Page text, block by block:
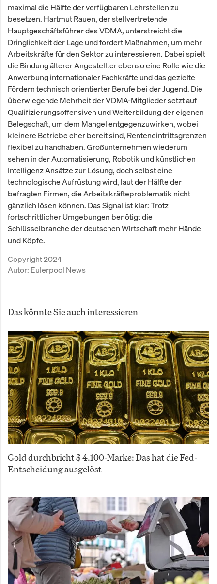
maximal die Hälfte der verfügbaren Lehrstellen zu
besetzen. Hartmut Rauen, der stellvertretende
Hauptgeschäftsführer des VDMA, unterstreicht die
Dringlichkeit der Lage und fordert Maßnahmen, um mehr
Arbeitskräfte für den Sektor zu interessieren. Dabei spielt
die Bindung älterer Angestellter ebenso eine Rolle wie die
Anwerbung internationaler Fachkräfte und das gezielte
Fördern technisch orientierter Berufe bei der Jugend. Die
überwiegende Mehrheit der VDMA-Mitglieder setzt auf
Qualifizierungsoffensiven und Weiterbildung der eigenen
Belegschaft, um dem Mangel entgegenzuwirken, wobei
kleinere Betriebe eher bereit sind, Renteneintrittsgrenzen
flexibel zu handhaben. Großunternehmen wiederum
sehen in der Automatisierung, Robotik und künstlichen
Intelligenz Ansätze zur Lösung, doch selbst eine
technologische Aufrüstung wird, laut der Hälfte der
befragten Firmen, die Arbeitskräfteproblematik nicht
gänzlich lösen können. Das Signal ist klar: Trotz
fortschrittlicher Umgebungen benötigt die
Schlüsselbranche der deutschen Wirtschaft mehr Hände
und Köpfe.
Copyright 2024
Autor: Eulerpool News
Das könnte Sie auch interessieren
Gold durchbricht $ 4.100-Marke: Das hat die Fed-
Entscheidung ausgelöst